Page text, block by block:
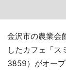
金沢市の農業会
したカフェ「
3859）がオープ